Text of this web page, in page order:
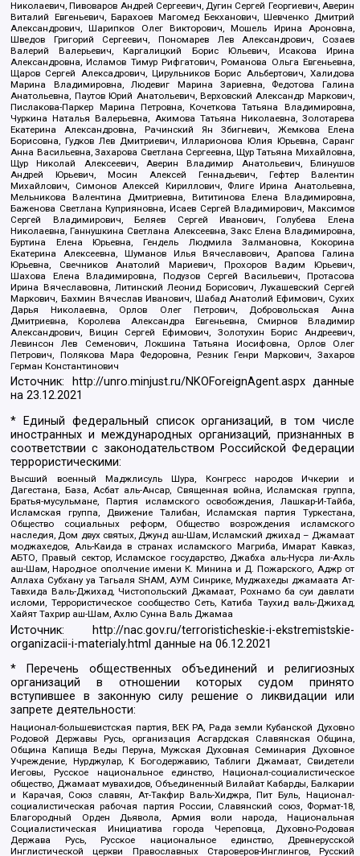
Николаевич, Пивоваров Андрей Сергеевич, Дугин Сергей Георгиевич, Аверин
Виталий Евгеньевич, Барахоев Магомед Бекханович, Шевченко Дмитрий
Александрович, Шарипков Олег Викторович, Мошель Ирина Ароновна,
Шведов Григорий Сергеевич, Пономарев Лев Александрович, Созаев
Валерий Валерьевич, Каргалицкий Борис Юльевич, Исакова Ирина
Александровна, Исламов Тимур Рифгатович, Романова Ольга Евгеньевна,
Щаров Сергей Алексадрович, Цирульников Борис Альбертович, Халидова
Марина Владимировна, Людевиг Марина Зариевна, Федотова Галина
Анатольевна, Паутов Юрий Анатольевич, Верховский Александр Маркович,
Пислакова-Паркер Марина Петровна, Кочеткова Татьяна Владимировна,
Чуркина Наталья Валерьевна, Акимова Татьяна Николаевна, Золотарева
Екатерина Александровна, Рачинский Ян Збигневич, Жемкова Елена
Борисовна, Гудков Лев Дмитриевич, Илларионова Юлия Юрьевна, Саранг
Анна Васильевна, Захарова Светлана Сергеевна, Щур Татьяна Михайловна,
Щур Николай Алексеевич, Аверин Владимир Анатольевич, Блинушов
Андрей Юрьевич, Мосин Алексей Геннадьевич, Гефтер Валентин
Михайлович, Симонов Алексей Кириллович, Флиге Ирина Анатольевна,
Мельникова Валентина Дмитриевна, Вититинова Елена Владимировна,
Баженова Светлана Куприяновна, Исаев Сергей Владимирович, Максимов
Сергей Владимирович, Беляев Сергей Иванович, Голубева Елена
Николаевна, Ганнушкина Светлана Алексеевна, Закс Елена Владимировна,
Буртина Елена Юрьевна, Гендель Людмила Залмановна, Кокорина
Екатерина Алексеевна, Шуманов Илья Вячеславович, Арапова Галина
Юрьевна, Свечников Анатолий Мариевич, Прохоров Вадим Юрьевич,
Шахова Елена Владимировна, Подузов Сергей Васильевич, Протасова
Ирина Вячеславовна, Литинский Леонид Борисович, Лукашевский Сергей
Маркович, Бахмин Вячеслав Иванович, Шабад Анатолий Ефимович, Сухих
Дарья Николаевна, Орлов Олег Петрович, Добровольская Анна
Дмитриевна, Королева Александра Евгеньевна, Смирнов Владимир
Александрович, Вицин Сергей Ефимович, Золотухин Борис Андреевич,
Левинсон Лев Семенович, Локшина Татьяна Иосифовна, Орлов Олег
Петрович, Полякова Мара Федоровна, Резник Генри Маркович, Захаров
Герман Константинович
Источник: http://unro.minjust.ru/NKOForeignAgent.aspxданные
на23.12.2021
* Единый федеральный список организаций, в том числе
иностранных и международных организаций, признанных в
соответствии с законодательством Российской Федерации
террористическими:
Высший военный Маджлисуль Шура, Конгресс народов Ичкерии и
Дагестана, База, Асбат аль-Ансар, Священная война, Исламская группа,
Братья-мусульмане, Партия исламского освобождения, Лашкар-И-Тайба,
Исламская группа, Движение Талибан, Исламская партия Туркестана,
Общество социальных реформ, Общество возрождения исламского
наследия, Дом двух святых, Джунд аш-Шам, Исламский джихад – Джамаат
моджахедов, Аль-Каида в странах исламского Магриба, Имарат Кавказ,
АБТО, Правый сектор, Исламское государство, Джабха аль-Нусра ли-Ахль
аш-Шам, Народное ополчение имени К. Минина и Д. Пожарского, Аджр от
Аллаха Субхану уа Тагьаля SHAM, АУМ Синрике, Муджахеды джамаата Ат-
Тавхида Валь-Джихад, Чистопольский Джамаат, Рохнамо ба суи давлати
исломи, Террористическое сообщество Сеть, Катиба Таухид валь-Джихад,
Хайят Тахрир аш-Шам, Ахлю Сунна Валь Джамаа
Источник:
http://nac.gov.ru/terroristicheskie-i-ekstremistskie-
organizacii-i-materialy.html данные на06.12.2021
* Перечень общественных объединений и религиозных
организаций в отношении которых судом принято
вступившее в законную силу решение о ликвидации или
запрете деятельности:
Национал-большевистская партия, ВЕК РА, Рада земли Кубанской Духовно
Родовой Державы Русь, организация Асгардская Славянская Община,
Община Капища Веды Перуна, Мужская Духовная Семинария Духовное
Учреждение, Нурджулар, К Богодержавию, Таблиги Джамаат, Свидетели
Иеговы, Русское национальное единство, Национал-социалистическое
общество, Джамаат мувахидов, Объединенный Вилайат Кабарды, Балкарии
и Карачая, Союз славян, Ат-Такфир Валь-Хиджра, Пит Буль, Национал-
социалистическая рабочая партия России, Славянский союз, Формат-18,
Благородный Орден Дьявола, Армия воли народа, Национальная
Социалистическая Инициатива города Череповца, Духовно-Родовая
Держава Русь, Русское национальное единство, Древнерусской
Инглистической церкви Православных Староверов-Инглингов, Русский